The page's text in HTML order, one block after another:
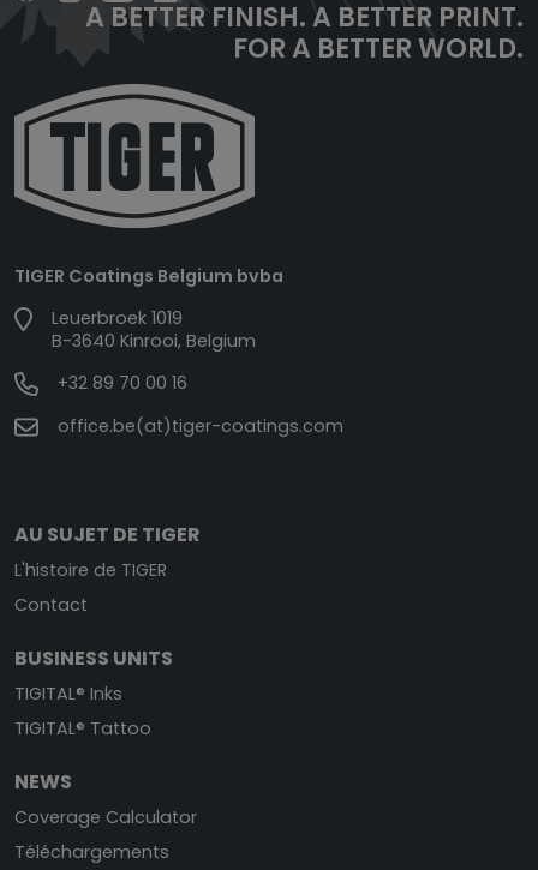
A BETTER FINISH.A BETTER PRINT.
FOR A BETTER WORLD.
TIGER Coatings Belgium bvba
Leuerbroek 1019
B-3640 Kinrooi, Belgium
+32 89 70 00 16
office.be(at)tiger-coatings.com
AU SUJET DE TIGER
L'histoire de TIGER
Contact
BUSINESS UNITS
TIGITAL® Inks
TIGITAL® Tattoo
NEWS
Coverage Calculator
Téléchargements